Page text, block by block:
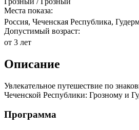
Места показа:
Россия, Чеченская Республика,
Допустимый возраст:
от 3 лет
Описание
Увлекательное путешествие по
Чеченской Республики: Грозному и
Программа